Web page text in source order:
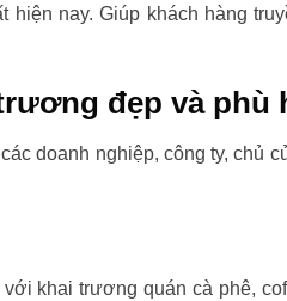
nay. Giúp khách hàng
đẹp và phù
doanh nghiệp, công ty, chủ
khai trương quán cà phê,